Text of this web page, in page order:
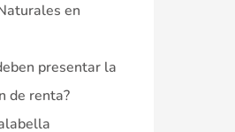
en
presentar la
de renta?